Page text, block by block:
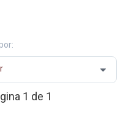
1 de 1